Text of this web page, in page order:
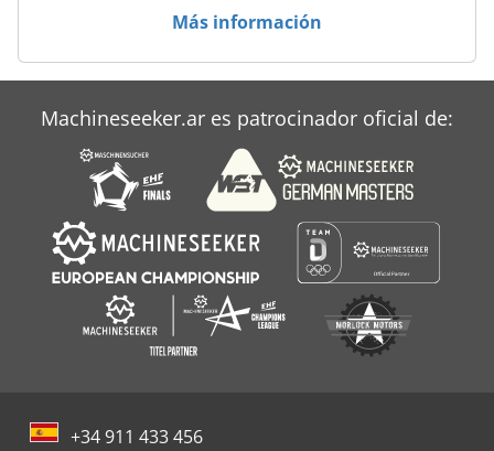
Más información
Machineseeker.ar es patrocinador oficial de:
+34 911 433 456